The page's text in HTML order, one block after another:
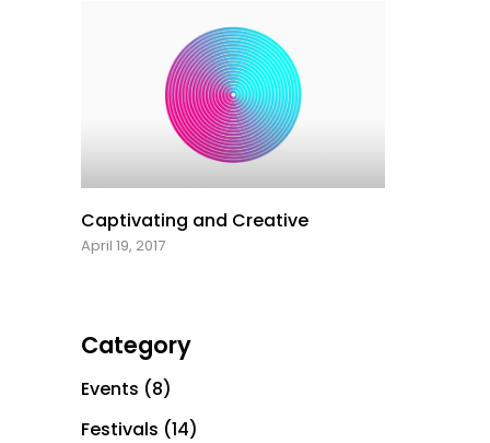
Captivating and Creative
April 19, 2017
Category
Events (8)
Festivals (14)